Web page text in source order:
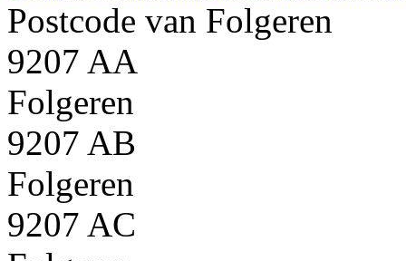
Postcode van Folgeren
9207 AA
Folgeren
9207 AB
Folgeren
9207 AC